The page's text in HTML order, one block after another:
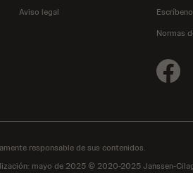
Aviso legal
Normas
responsable de sus contenidos.
mayo de 2025 © 2020-2025 Janssen-